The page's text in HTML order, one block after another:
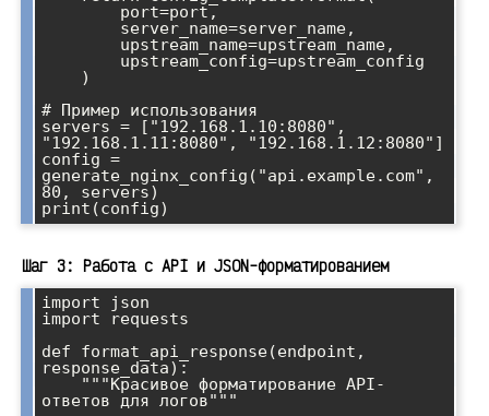
# Пример использования
servers = ["192.168.1.10:8080",
"192.168.1.11:8080", "192.168.1.12:8080"]
config =
generate_nginx_config("api.example.com",
80, servers)
Шаг 3: Работа с API и JSON-форматированием
import json
import requests
def format_api_response(endpoint,
response_data):
ответов для логов"""